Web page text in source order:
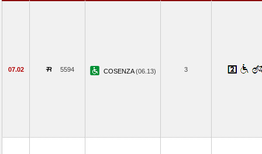
07.02 5594 COSENZA(06.13) 3